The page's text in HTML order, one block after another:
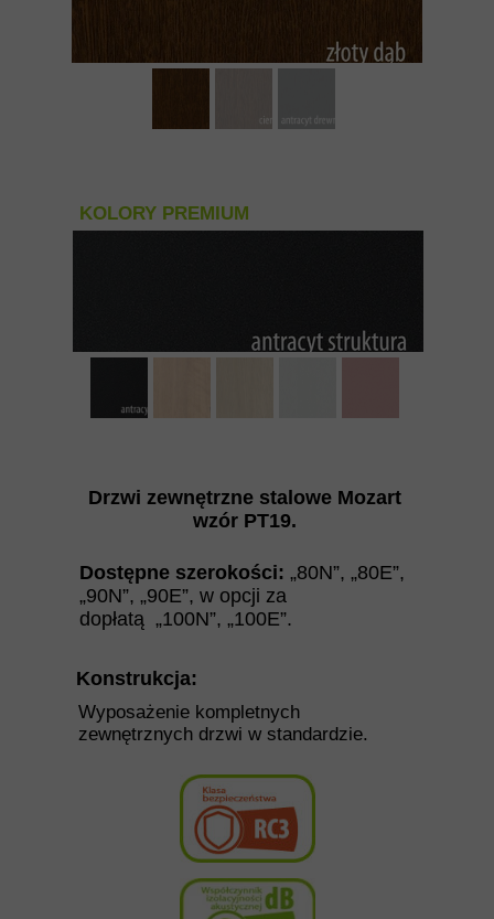
Wyposażenie kompletnych
zewnętrznych drzwi w standardzie.
KOLORY PREMIUM
Konstrukcja:
Drzwi zewnętrzne stalowe Mozart
wzór PT19.
Dostępne szerokości: „80N”, „80E”,
„90N”, „90E”, w opcji za
dopłatą „100N”, „100E”.